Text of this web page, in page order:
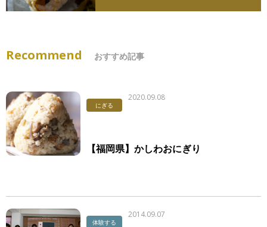
Recommend おすすめ記事
にぎる
2020.09.08
【福岡県】かしわおにぎり
体験する
2014.09.07